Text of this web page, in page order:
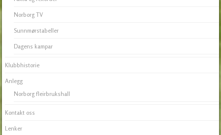
Norborg TV
Sunnmørstabeller
Dagens kampar
Klubbhistorie
Anlegg
Norborg fleirbrukshall
Kontakt oss
Lenker